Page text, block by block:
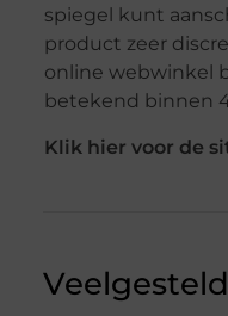
spiegel kunt
product zeer
online webwinkel
betekend binnen
Klik hier voor de